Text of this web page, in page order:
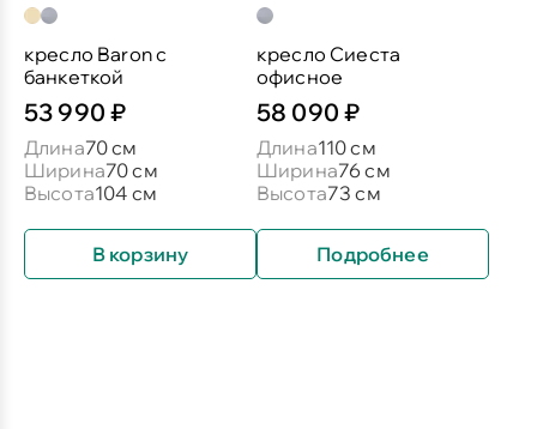
кресло Baron c
банкеткой
53 990 ₽
Длина70 см
Ширина70 см
Высота104 см
В корзину
кресло Сиеста
офисное
58 090 ₽
Длина110 см
Ширина76 см
Высота73 см
Подробнее